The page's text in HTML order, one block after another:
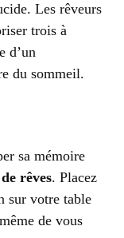
Les rêveurs
trois à
d’un
du sommeil.
sa mémoire
rêves. Placez
sur votre table
de vous